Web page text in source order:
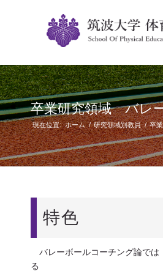
卒業研究領域 バレ
現在位置: ホーム / 研究領域別教員 / 卒
特色
バレーボールコーチング論では
る